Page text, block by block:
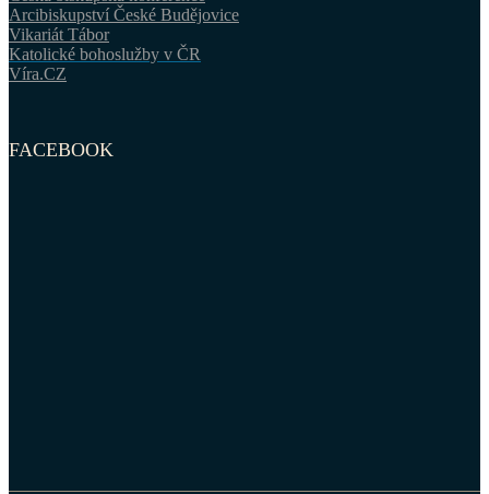
Arcibiskupství České Budějovice
Vikariát Tábor
Katolické bohoslužby v ČR
Víra.CZ
FACEBOOK